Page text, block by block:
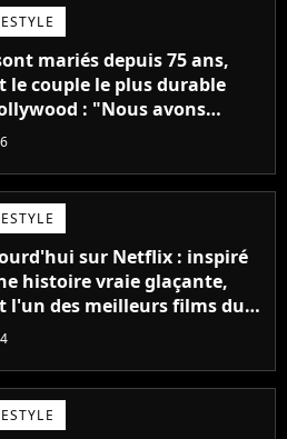
mariés depuis 75 ans,
le couple le plus durable
: "Nous avons
jour après jour, et les
sur Netflix : inspiré
histoire vraie glaçante,
l'un des meilleurs films du
siècle